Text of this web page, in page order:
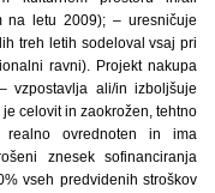
na letu 2009); – uresničuje
treh letih sodeloval vsaj pri
ravni). Projekt nakupa
vzpostavlja ali/in izboljšuje
celovit in zaokrožen, tehtno
ovrednoten in ima
znesek sofinanciranja
vseh predvidenih stroškov